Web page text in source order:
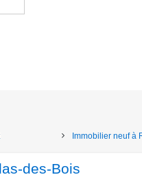
Immobilier neuf à
des-Bois